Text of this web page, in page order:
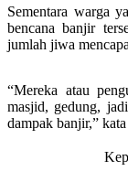
Sementara warga
bencana banjir
jumlah jiwa
“Mereka atau
masjid, gedung,
dampak banjir,”